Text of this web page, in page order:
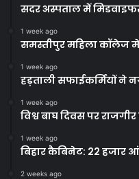
सदर अस्पताल में
1 week ago
समस्तीपुर महिला कॉलेज में
1 week ago
हड़ताली सफाईकर्मियों ने
1 week ago
विश्व बाघ दिवस पर
1 week ago
बिहार कैबिनेट: 22 हजार
2 weeks ago